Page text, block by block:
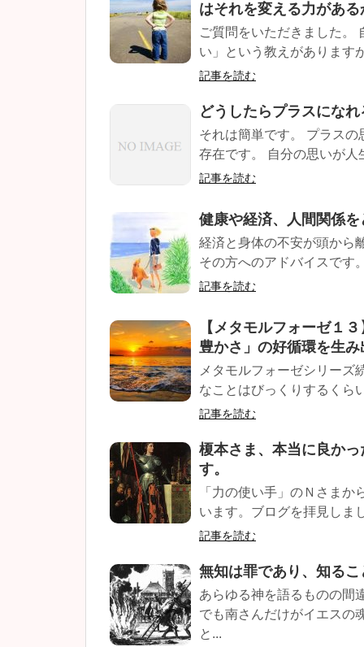
はそれを変える力があ
ご質問をいただきました。
い」という教えがあります
記事を読む
どうしたらプラスになれ
それは簡単です。 プラス
存在です。 自分の思いが人
記事を読む
健康や経済、人間関係
経済と身体の不安が頭から
その方へのアドバイスです
記事を読む
【メタモルフォーゼ１
豊かさ」の好循環を生み
メタモルフォーゼシリーズ
なことはびっくりするくら
記事を読む
榎本さま、本当に良か
す。
「力の使い手」のＮさま
います。ブログを拝見しま
記事を読む
無知は罪であり、知る
あらゆる神を語るものの間
でも南さんだけがイエスの
と...